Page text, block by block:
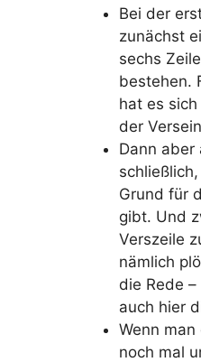
Bei der
zunächst
sechs
bestehen.
hat es
der
Dann aber
Grund für
gibt. Und
Verszeile
nämlich
die Rede
auch hier
Wenn
noch mal